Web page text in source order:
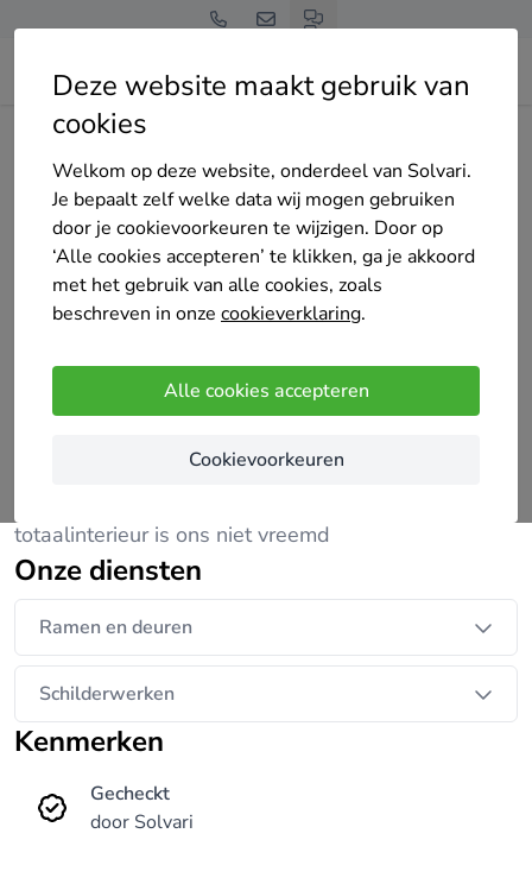
Deze website maakt gebruik van
cookies
Welkom op deze website, onderdeel van Solvari.
Je bepaalt zelf welke data wij mogen gebruiken
door je cookievoorkeuren te wijzigen. Door op
‘Alle cookies accepteren’ te klikken, ga je akkoord
met het gebruik van alle cookies, zoals
beschreven in onze cookieverklaring.
Alle cookies accepteren
Cookievoorkeuren
Home Bedrijven overzicht
JD interieur
die zowel alle binnen en buitenschilderwerken
totaalinterieur is ons niet vreemd
Onze diensten
Ramen en deuren
Schilderwerken
Kenmerken
Gecheckt
door Solvari